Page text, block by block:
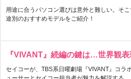
用途に合うパソコン選びは意外と難しい。そ
途別のおすすめモデルをご紹介！
『VIVANT』続編の鍵は…世界観
セイコーが、TBS系日曜劇場『VIVANT』コラ